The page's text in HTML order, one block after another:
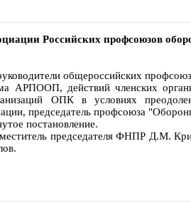
Российских профсоюзов
общероссийских
действий членских
ОПК в условиях
председатель профсоюза
постановление.
председателя ФНПР Д.М.